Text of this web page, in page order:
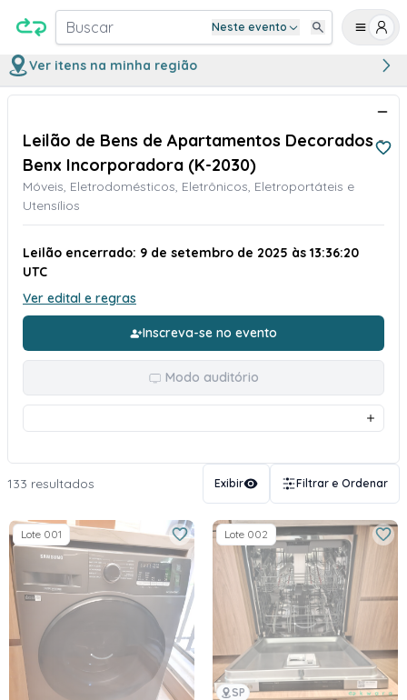
Buscar Neste evento
Ver itens na minha região
Leilão de Bens de Apartamentos Decorados -
Benx Incorporadora (K-2030)
Móveis, Eletrodomésticos, Eletrônicos, Eletroportáteis e
Utensílios
Leilão encerrado: 9 de setembro de 2025 às 13:36:20
UTC
Ver edital e regras
Inscreva-se no evento
Modo auditório
133 resultados Exibir Filtrar e Ordenar
Lote 001
SP
Lote 002